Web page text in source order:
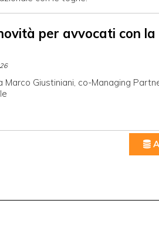
per avvocati con
Marco Giustiniani, co-Managing